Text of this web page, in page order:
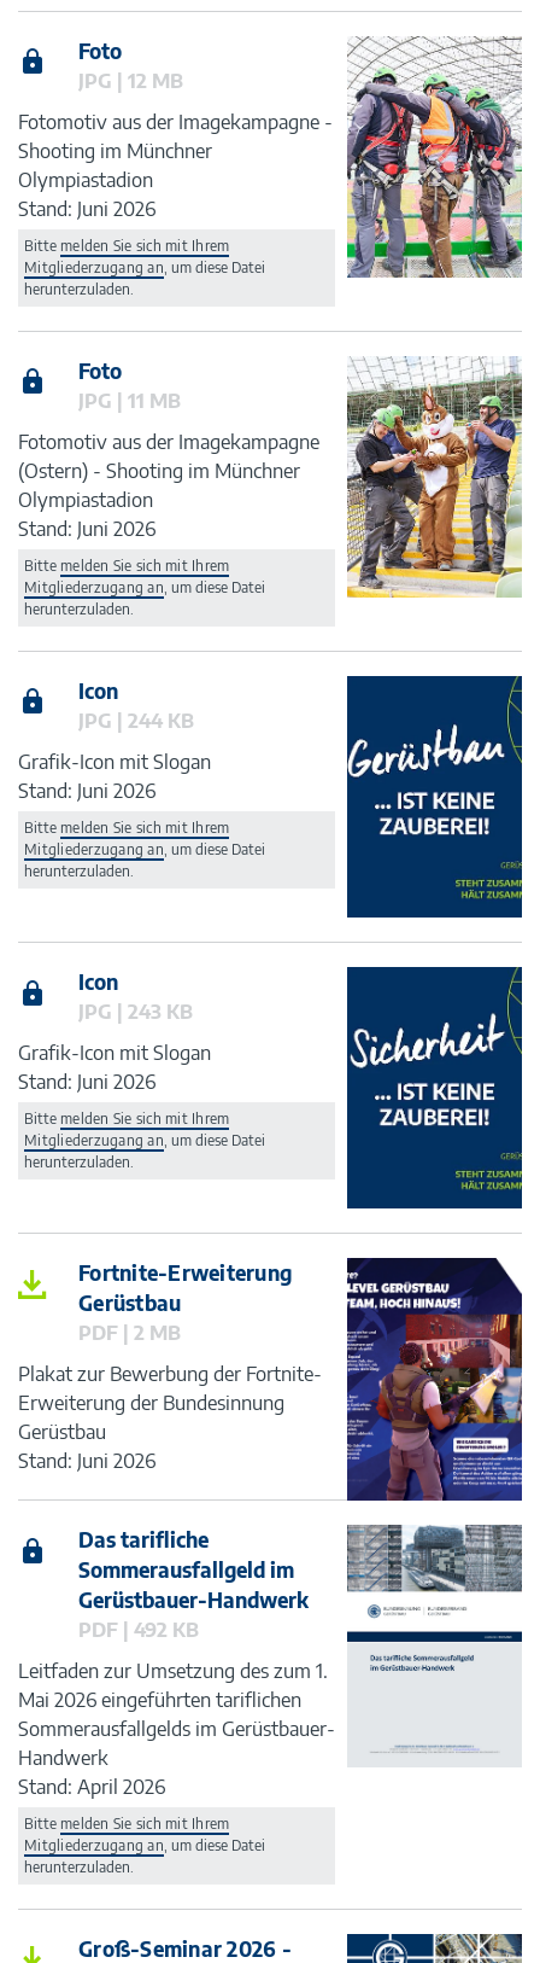
Foto
JPG | 12 MB
Fotomotiv aus der Imagekampagne -
Shooting im Münchner
Olympiastadion
Stand: Juni 2026
Bitte melden Sie sich mit Ihrem
Mitgliederzugang an, um diese Datei
herunterzuladen.
Foto
JPG | 11 MB
Fotomotiv aus der Imagekampagne
(Ostern) - Shooting im Münchner
Olympiastadion
Stand: Juni 2026
Bitte melden Sie sich mit Ihrem
Mitgliederzugang an, um diese Datei
herunterzuladen.
Icon
JPG | 244 KB
Grafik-Icon mit Slogan
Stand: Juni 2026
Bitte melden Sie sich mit Ihrem
Mitgliederzugang an, um diese Datei
herunterzuladen.
Icon
JPG | 243 KB
Grafik-Icon mit Slogan
Stand: Juni 2026
Bitte melden Sie sich mit Ihrem
Mitgliederzugang an, um diese Datei
herunterzuladen.
Fortnite-Erweiterung
Gerüstbau
PDF | 2 MB
Plakat zur Bewerbung der Fortnite-
Erweiterung der Bundesinnung
Gerüstbau
Stand: Juni 2026
Das tarifliche
Sommerausfallgeld im
Gerüstbauer-Handwerk
PDF | 492 KB
Leitfaden zur Umsetzung des zum 1.
Mai 2026 eingeführten tariflichen
Sommerausfallgelds im Gerüstbauer-
Handwerk
Stand: April 2026
Bitte melden Sie sich mit Ihrem
Mitgliederzugang an, um diese Datei
herunterzuladen.
Groß-Seminar 2026 -